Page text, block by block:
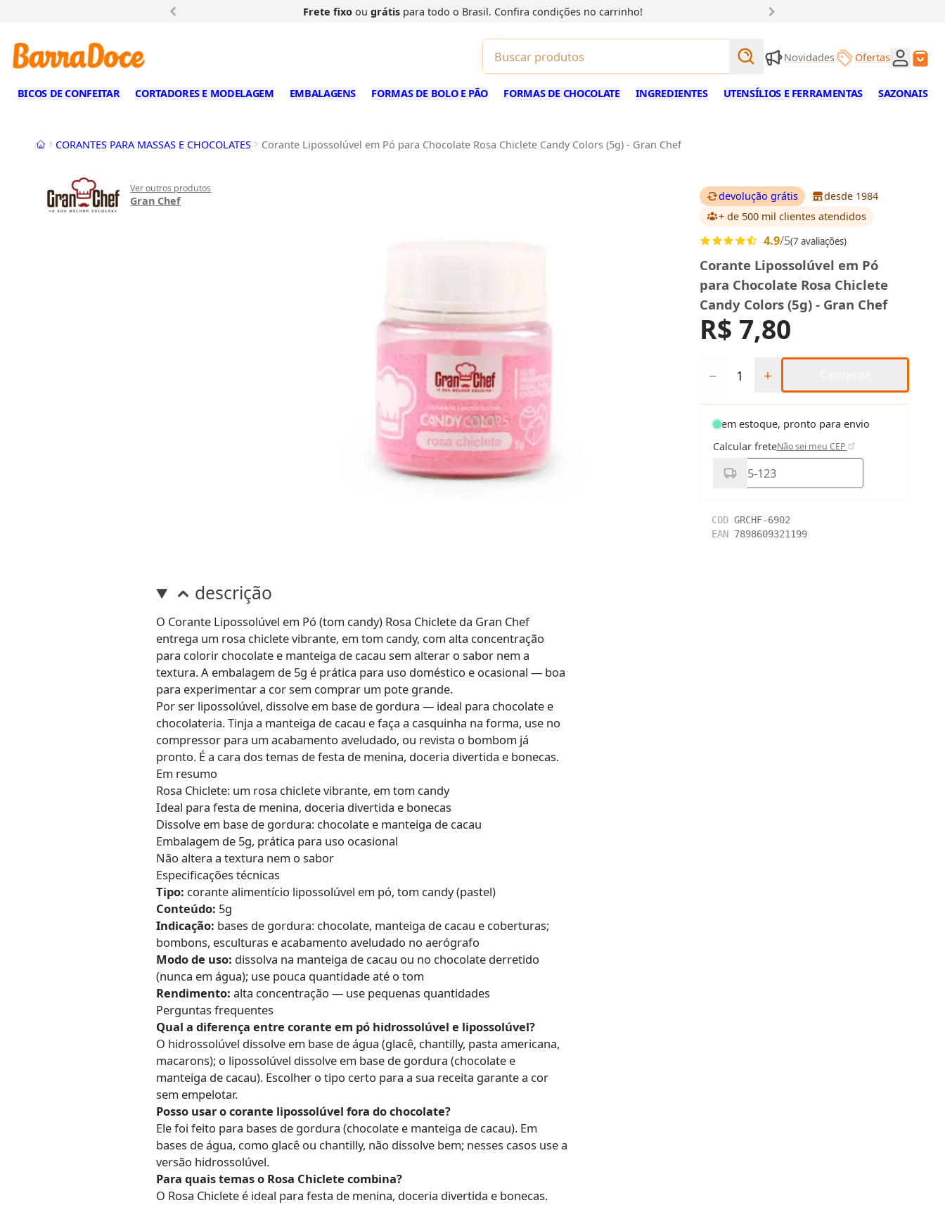
Frete fixoou grátispara todo o Brasil. Confira condições no carrinho!
Buscar produtos
Buscar
Novidades Ofertas
BICOS DE CONFEITAR CORTADORES E MODELAGEM EMBALAGENS FORMAS DE BOLO E PÃO FORMAS DE CHOCOLATE INGREDIENTES UTENSÍLIOS E FERRAMENTAS SAZONAIS
InícioCORANTES PARA MASSAS E CHOCOLATES Corante Lipossolúvel em Pó para Chocolate Rosa Chiclete Candy Colors (5g) - Gran Chef
Ver outros produtos
Gran Chef devolução grátis
desde 1984
+ de 500 mil clientes atendidos
4.9/5(7 avaliações)
Corante Lipossolúvel em Pó
para Chocolate Rosa Chiclete
Candy Colors (5g) - Gran Chef
R$ 7,80
− +
em estoque, pronto para envio
Calcular freteNão sei meu CEP
COD GRCHF-6902
EAN 7898609321199
descrição
O Corante Lipossolúvel em Pó (tom candy) Rosa Chiclete da Gran Chef
entrega um rosa chiclete vibrante, em tom candy, com alta concentração
para colorir chocolate e manteiga de cacau sem alterar o sabor nem a
textura. A embalagem de 5g é prática para uso doméstico e ocasional — boa
para experimentar a cor sem comprar um pote grande.
Por ser lipossolúvel, dissolve em base de gordura — ideal para chocolate e
chocolateria. Tinja a manteiga de cacau e faça a casquinha na forma, use no
compressor para um acabamento aveludado, ou revista o bombom já
pronto. É a cara dos temas de festa de menina, doceria divertida e bonecas.
Em resumo
Rosa Chiclete: um rosa chiclete vibrante, em tom candy
Ideal para festa de menina, doceria divertida e bonecas
Dissolve em base de gordura: chocolate e manteiga de cacau
Embalagem de 5g, prática para uso ocasional
Não altera a textura nem o sabor
Especificações técnicas
Tipo: corante alimentício lipossolúvel em pó, tom candy (pastel)
Conteúdo: 5g
Indicação: bases de gordura: chocolate, manteiga de cacau e coberturas;
bombons, esculturas e acabamento aveludado no aerógrafo
Modo de uso: dissolva na manteiga de cacau ou no chocolate derretido
(nunca em água); use pouca quantidade até o tom
Rendimento: alta concentração — use pequenas quantidades
Perguntas frequentes
Qual a diferença entre corante em pó hidrossolúvel e lipossolúvel?
O hidrossolúvel dissolve em base de água (glacê, chantilly, pasta americana,
macarons); o lipossolúvel dissolve em base de gordura (chocolate e
manteiga de cacau). Escolher o tipo certo para a sua receita garante a cor
sem empelotar.
Posso usar o corante lipossolúvel fora do chocolate?
Ele foi feito para bases de gordura (chocolate e manteiga de cacau). Em
bases de água, como glacê ou chantilly, não dissolve bem; nesses casos use a
versão hidrossolúvel.
Para quais temas o Rosa Chiclete combina?
O Rosa Chiclete é ideal para festa de menina, doceria divertida e bonecas.